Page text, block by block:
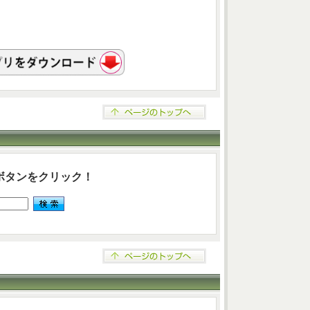
タンをクリック！